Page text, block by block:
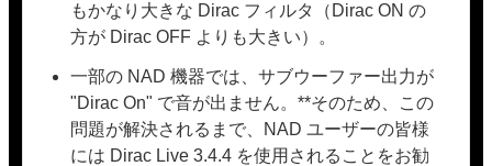
もかなり大きな Dirac フィルタ（Dirac ON の
方が Dirac OFF よりも大きい）。
一部の NAD 機器では、サブウーファー出力が
"Dirac On" で音が出ません。**そのため、この
問題が解決されるまで、NAD ユーザーの皆様
には Dirac Live 3.4.4 を使用されることをお勧